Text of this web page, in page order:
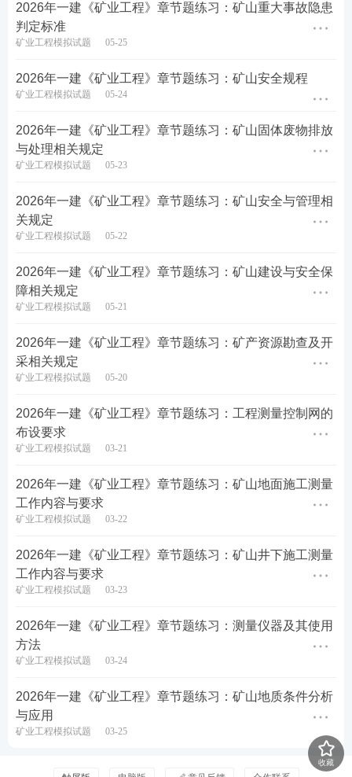
2026年一建《矿业工程》章节题练习：矿山重大事故隐患
判定标准
矿业工程模拟试题 05-25
2026年一建《矿业工程》章节题练习：矿山安全规程
矿业工程模拟试题 05-24
2026年一建《矿业工程》章节题练习：矿山固体废物排放
与处理相关规定
矿业工程模拟试题 05-23
2026年一建《矿业工程》章节题练习：矿山安全与管理相
关规定
矿业工程模拟试题 05-22
2026年一建《矿业工程》章节题练习：矿山建设与安全保
障相关规定
矿业工程模拟试题 05-21
2026年一建《矿业工程》章节题练习：矿产资源勘查及开
采相关规定
矿业工程模拟试题 05-20
2026年一建《矿业工程》章节题练习：工程测量控制网的
布设要求
矿业工程模拟试题 03-21
2026年一建《矿业工程》章节题练习：矿山地面施工测量
工作内容与要求
矿业工程模拟试题 03-22
2026年一建《矿业工程》章节题练习：矿山井下施工测量
工作内容与要求
矿业工程模拟试题 03-23
2026年一建《矿业工程》章节题练习：测量仪器及其使用
方法
矿业工程模拟试题 03-24
2026年一建《矿业工程》章节题练习：矿山地质条件分析
与应用
矿业工程模拟试题 03-25
收藏